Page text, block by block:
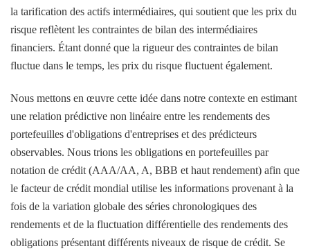
la tarification des actifs intermédiaires, qui soutient que les prix du
risque reflètent les contraintes de bilan des intermédiaires
financiers. Étant donné que la rigueur des contraintes de bilan
fluctue dans le temps, les prix du risque fluctuent également.
Nous mettons en œuvre cette idée dans notre contexte en estimant
une relation prédictive non linéaire entre les rendements des
portefeuilles d'obligations d'entreprises et des prédicteurs
observables. Nous trions les obligations en portefeuilles par
notation de crédit (AAA/AA, A, BBB et haut rendement) afin que
le facteur de crédit mondial utilise les informations provenant à la
fois de la variation globale des séries chronologiques des
rendements et de la fluctuation différentielle des rendements des
obligations présentant différents niveaux de risque de crédit. Se